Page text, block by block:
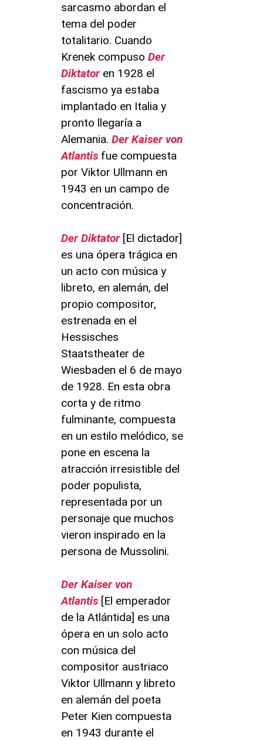
sarcasmo abordan el
tema del poder
totalitario. Cuando
Krenek compuso Der
Diktator en 1928 el
fascismo ya estaba
implantado en Italia y
pronto llegaría a
Alemania. Der Kaiser von
Atlantis fue compuesta
por Viktor Ullmann en
1943 en un campo de
concentración.
Der Diktator[El dictador]
es una ópera trágica en
un acto con música y
libreto, en alemán, del
propio compositor,
estrenada en el
Hessisches
Staatstheater de
Wiesbaden el 6 de mayo
de 1928. En esta obra
corta y de ritmo
fulminante, compuesta
en un estilo melódico, se
pone en escena la
atracción irresistible del
poder populista,
representada por un
personaje que muchos
vieron inspirado en la
persona de Mussolini.
Der Kaiser von
Atlantis [El emperador
de la Atlántida] es una
ópera en un solo acto
con música del
compositor austriaco
Viktor Ullmann y libreto
en alemán del poeta
Peter Kien compuesta
en 1943 durante el